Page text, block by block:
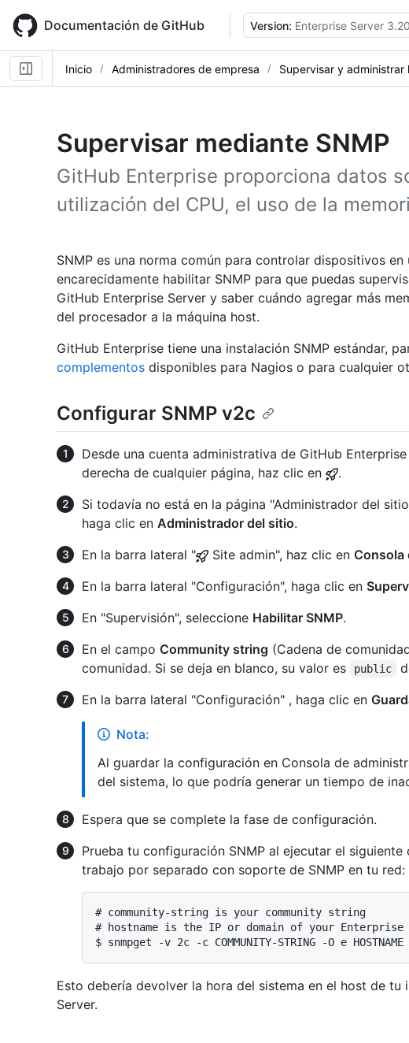
main
content
Documentación de GitHub Version: Enterprise Server 3.20
Inicio Administradores de empresa Supervisar y administrar
Supervisar mediante SNMP
GitHub Enterprise proporciona datos
utilización del CPU, el uso de la
SNMP es una norma común para controlar dispositivos en
encarecidamente habilitar SNMP para que puedas
GitHub Enterprise Server y saber cuándo agregar más
del procesador a la máquina host.
GitHub Enterprise tiene una instalación SNMP estándar,
complementos disponibles para Nagios o para cualquier
Configurar SNMP v2c
Desde una cuenta administrativa de GitHub
derecha de cualquier página, haz clic en
.
Si todavía no está en la página "Administrador del
haga clic en Administrador del sitio.
En la barra lateral "
Site admin", haz clic en Consola
En la barra lateral "Configuración", haga clic en
En "Supervisión", seleccione Habilitar SNMP.
En el campo Community string (Cadena de
comunidad. Si se deja en blanco, su valor es
public
En la barra lateral "Configuración" , haga clic en
Nota:
Al guardar la configuración en Consola de
del sistema, lo que podría generar un tiempo de
Espera que se complete la fase de configuración.
Prueba tu configuración SNMP al ejecutar el
trabajo por separado con soporte de SNMP en tu red:
# community-string is your community string
# hostname is the IP or domain of your Enterprise
$ snmpget -v 2c -c COMMUNITY-STRING -O e
Esto debería devolver la hora del sistema en el host de tu
Server.